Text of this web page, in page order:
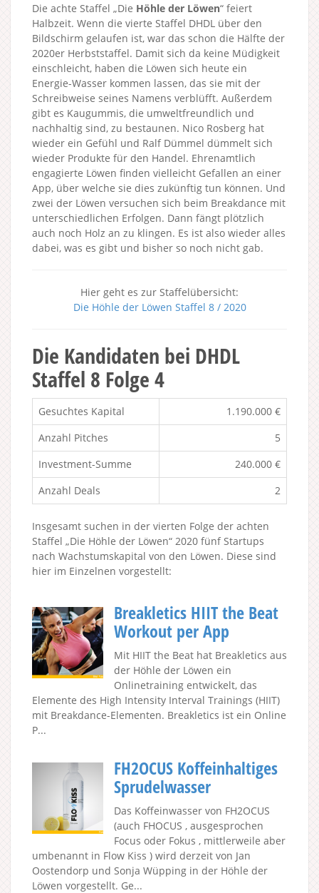
Die achte Staffel „Die Höhle der Löwen“ feiert
Halbzeit. Wenn die vierte Staffel DHDL über den
Bildschirm gelaufen ist, war das schon die Hälfte der
2020er Herbststaffel. Damit sich da keine Müdigkeit
einschleicht, haben die Löwen sich heute ein
Energie-Wasser kommen lassen, das sie mit der
Schreibweise seines Namens verblüfft. Außerdem
gibt es Kaugummis, die umweltfreundlich und
nachhaltig sind, zu bestaunen. Nico Rosberg hat
wieder ein Gefühl und Ralf Dümmel dümmelt sich
wieder Produkte für den Handel. Ehrenamtlich
engagierte Löwen finden vielleicht Gefallen an einer
App, über welche sie dies zukünftig tun können. Und
zwei der Löwen versuchen sich beim Breakdance mit
unterschiedlichen Erfolgen. Dann fängt plötzlich
auch noch Holz an zu klingen. Es ist also wieder alles
dabei, was es gibt und bisher so noch nicht gab.
Hier geht es zur Staffelübersicht:
Die Höhle der Löwen Staffel 8 / 2020
Die Kandidaten bei DHDL
Staffel 8 Folge 4
Gesuchtes Kapital
1.190.000 €
Anzahl Pitches
5
Investment-Summe
240.000 €
Anzahl Deals
2
Insgesamt suchen in der vierten Folge der achten
Staffel „Die Höhle der Löwen“ 2020 fünf Startups
nach Wachstumskapital von den Löwen. Diese sind
hier im Einzelnen vorgestellt:
Breakletics HIIT the Beat
Workout per App
Mit HIIT the Beat hat Breakletics aus
der Höhle der Löwen ein
Onlinetraining entwickelt, das
Elemente des High Intensity Interval Trainings (HIIT)
mit Breakdance-Elementen. Breakletics ist ein Online
P...
FH2OCUS Koffeinhaltiges
Sprudelwasser
Das Koffeinwasser von FH2OCUS
(auch FHOCUS , ausgesprochen
Focus oder Fokus , mittlerweile aber
umbenannt in Flow Kiss ) wird derzeit von Jan
Oostendorp und Sonja Wüpping in der Höhle der
Löwen vorgestellt. Ge...